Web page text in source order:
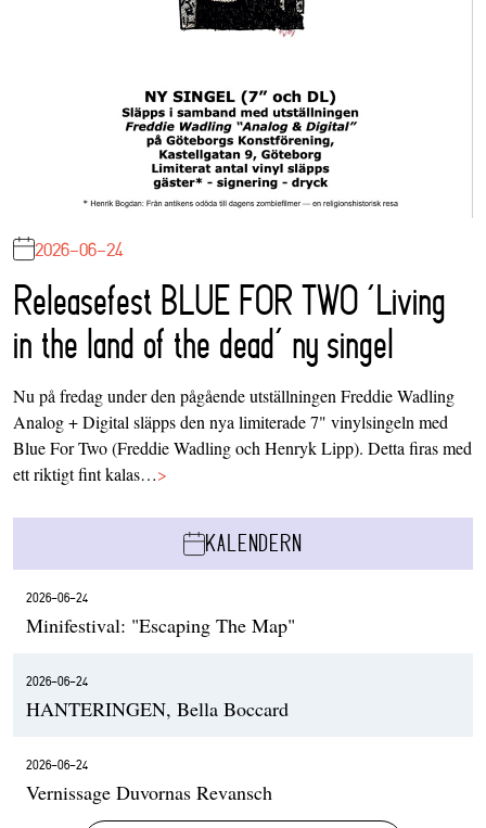
2026-06-24
Releasefest BLUE FOR TWO ‘Living
in the land of the dead’ ny singel
Nu på fredag under den pågående utställningen Freddie Wadling
Analog + Digital släpps den nya limiterade 7" vinylsingeln med
Blue For Two (Freddie Wadling och Henryk Lipp). Detta firas med
ett riktigt fint kalas…>
KALENDERN
2026-06-24
Minifestival: "Escaping The Map"
2026-06-24
HANTERINGEN, Bella Boccard
2026-06-24
Vernissage Duvornas Revansch